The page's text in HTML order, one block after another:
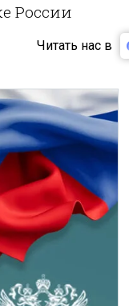
России
Читать нас в